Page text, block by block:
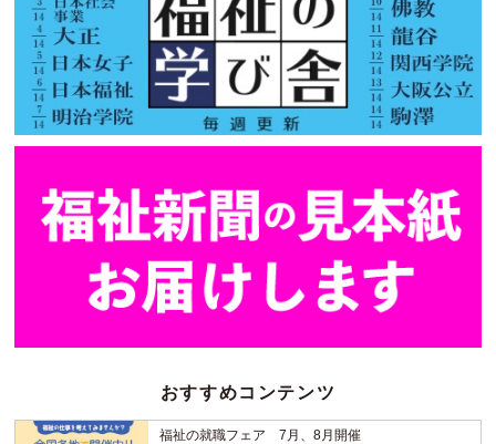
おすすめコンテンツ
福祉の就職フェア 7月、8月開催